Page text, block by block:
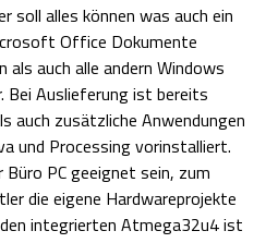
soll alles können was auch ein
Office Dokumente
als auch alle andern Windows
Bei Auslieferung ist bereits
auch zusätzliche Anwendungen
und Processing vorinstalliert.
PC geeignet sein, zum
die eigene Hardwareprojekte
integrierten Atmega32u4 ist